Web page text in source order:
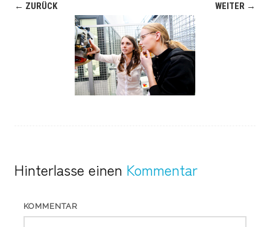
← ZURÜCK WEITER →
Hinterlasse einen Kommentar
KOMMENTAR